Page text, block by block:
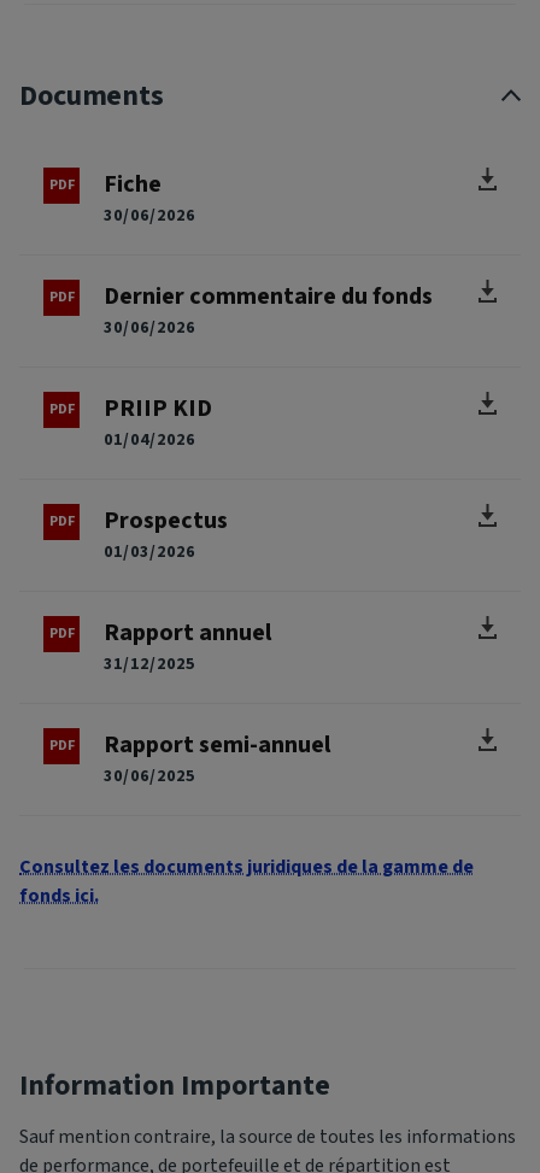
Documents
30/06/2026
Fiche
30/06/2026
Dernier commentaire du fonds
01/04/2026
PRIIP KID
01/03/2026
Prospectus
31/12/2025
Rapport annuel
30/06/2025
Rapport semi-annuel
Consultez les documents juridiques de la gamme de
fonds ici.
Information Importante
Sauf mention contraire, la source de toutes les informations
de performance, de portefeuille et de répartition est